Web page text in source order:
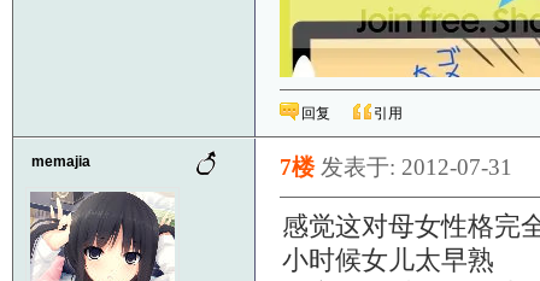
回复 引用
memajia 7楼 发表于: 2012-07-31
感觉这对母女性格完
小时候女儿太早熟